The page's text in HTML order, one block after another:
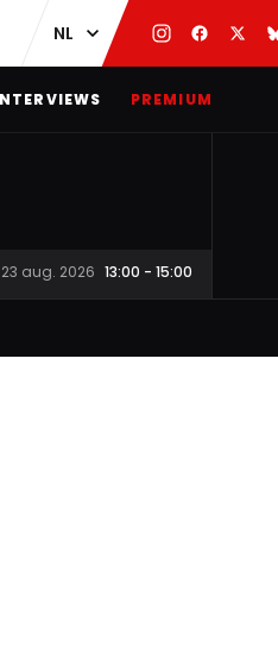
PREMIUM
23 aug. 2026 13:00 - 15:00